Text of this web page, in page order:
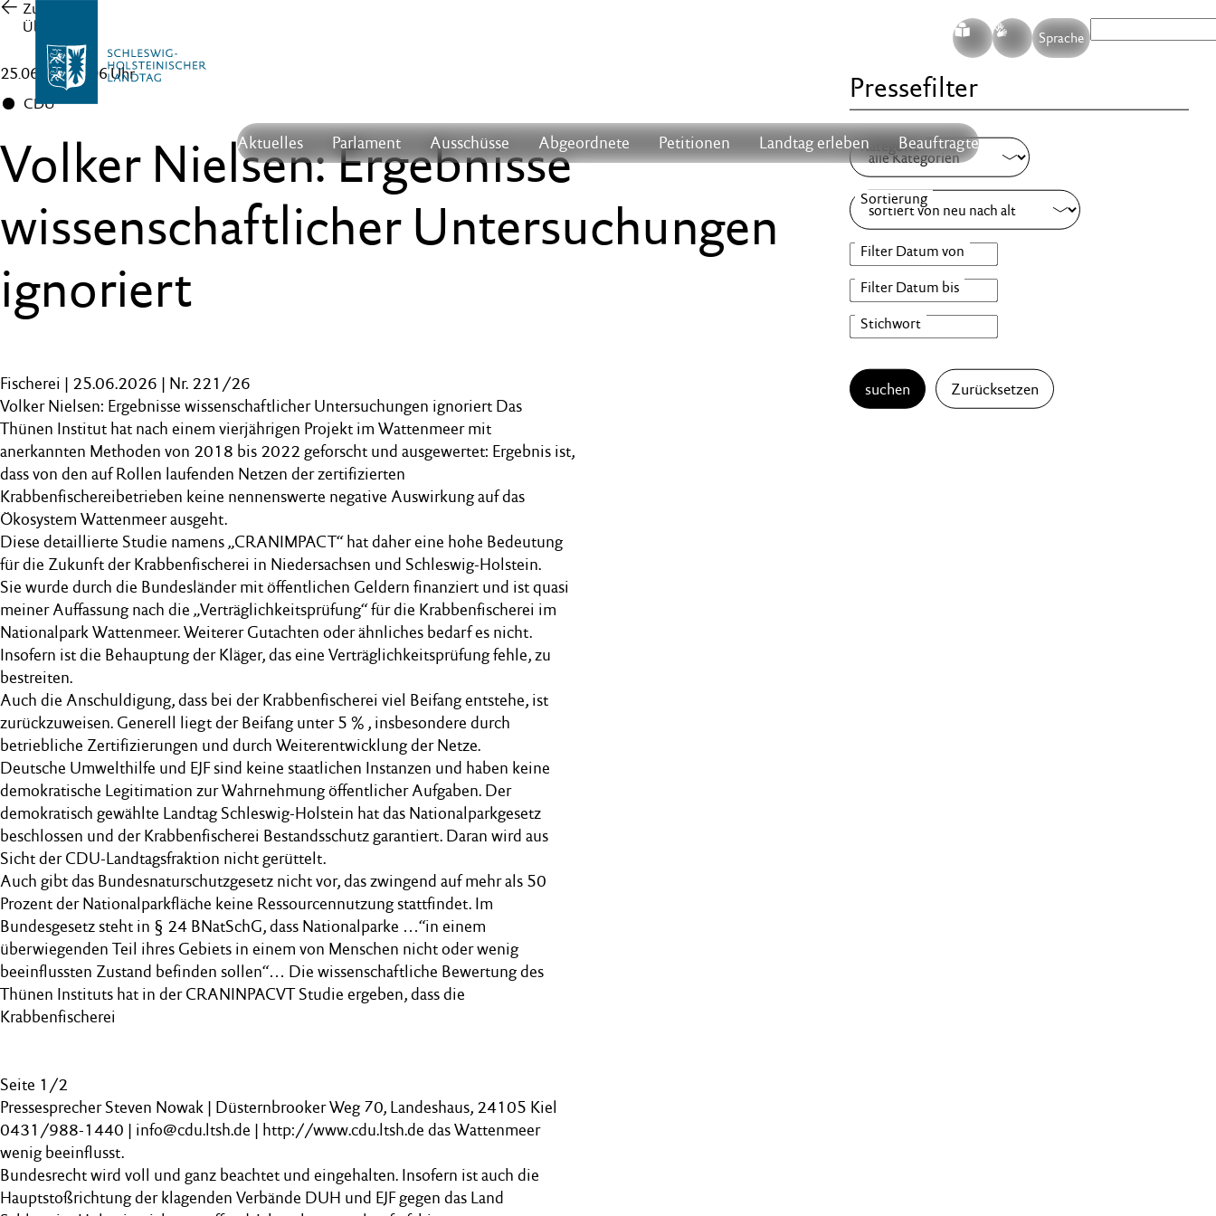
S G Sprache
Aktuelles Parlament Ausschüsse Abgeordnete Petitionen Landtag erleben Beauftragte
Zur
Übersicht
25.06.26 , 16:06 Uhr
CDU
Volker Nielsen: Ergebnisse
wissenschaftlicher Untersuchungen
ignoriert
Fischerei | 25.06.2026 | Nr. 221/26
Volker Nielsen: Ergebnisse wissenschaftlicher Untersuchungen ignoriert Das
Thünen Institut hat nach einem vierjährigen Projekt im Wattenmeer mit
anerkannten Methoden von 2018 bis 2022 geforscht und ausgewertet: Ergebnis ist,
dass von den auf Rollen laufenden Netzen der zertifizierten
Krabbenfischereibetrieben keine nennenswerte negative Auswirkung auf das
Ökosystem Wattenmeer ausgeht.
Diese detaillierte Studie namens „CRANIMPACT“ hat daher eine hohe Bedeutung
für die Zukunft der Krabbenfischerei in Niedersachsen und Schleswig-Holstein.
Sie wurde durch die Bundesländer mit öffentlichen Geldern finanziert und ist quasi
meiner Auffassung nach die „Verträglichkeitsprüfung“ für die Krabbenfischerei im
Nationalpark Wattenmeer. Weiterer Gutachten oder ähnliches bedarf es nicht.
Insofern ist die Behauptung der Kläger, das eine Verträglichkeitsprüfung fehle, zu
bestreiten.
Auch die Anschuldigung, dass bei der Krabbenfischerei viel Beifang entstehe, ist
zurückzuweisen. Generell liegt der Beifang unter 5 % , insbesondere durch
betriebliche Zertifizierungen und durch Weiterentwicklung der Netze.
Deutsche Umwelthilfe und EJF sind keine staatlichen Instanzen und haben keine
demokratische Legitimation zur Wahrnehmung öffentlicher Aufgaben. Der
demokratisch gewählte Landtag Schleswig-Holstein hat das Nationalparkgesetz
beschlossen und der Krabbenfischerei Bestandsschutz garantiert. Daran wird aus
Sicht der CDU-Landtagsfraktion nicht gerüttelt.
Auch gibt das Bundesnaturschutzgesetz nicht vor, das zwingend auf mehr als 50
Prozent der Nationalparkfläche keine Ressourcennutzung stattfindet. Im
Bundesgesetz steht in § 24 BNatSchG, dass Nationalparke …“in einem
überwiegenden Teil ihres Gebiets in einem von Menschen nicht oder wenig
beeinflussten Zustand befinden sollen“… Die wissenschaftliche Bewertung des
Thünen Instituts hat in der CRANINPACVT Studie ergeben, dass die
Krabbenfischerei
Seite 1/2
Pressesprecher Steven Nowak | Düsternbrooker Weg 70, Landeshaus, 24105 Kiel
0431/988-1440 | info@cdu.ltsh.de | http://www.cdu.ltsh.de das Wattenmeer
wenig beeinflusst.
Bundesrecht wird voll und ganz beachtet und eingehalten. Insofern ist auch die
Hauptstoßrichtung der klagenden Verbände DUH und EJF gegen das Land
Pressefilter
suchen Zurücksetzen